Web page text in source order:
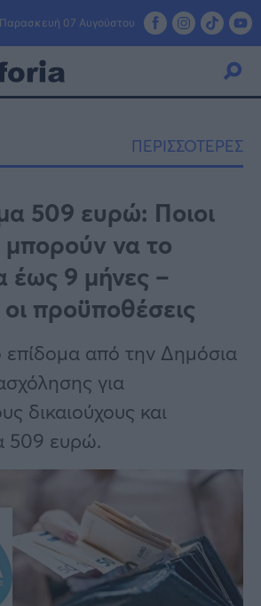
Παρασκευή 07 Αυγούστου
ΠΕΡΙΣΣΟΤΕΡΕΣ
509 ευρώ: Ποιοι
μπορούν να το
έως 9 μήνες –
προϋποθέσεις
επίδομα από την Δημόσια
για
δικαιούχους και
509 ευρώ.